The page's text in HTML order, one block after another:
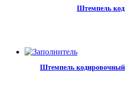
Штемпель
Штемпель